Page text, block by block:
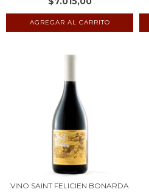
VINO SAINT FELICIEN BONARDA